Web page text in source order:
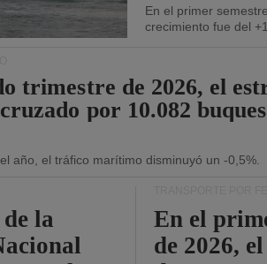
En el primer
crecimiento fue del
trimestre de 2026, el
por 10.082
año, el tráfico marítimo disminuyó un -0,5%.
la
En el
de 2026,